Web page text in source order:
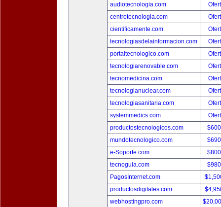
audiotecnologia.com
centrotecnologia.com
cientificamente.com
tecnologiasdelainformacion.com
portaltecnologico.com
tecnologiarenovable.com
tecnomedicina.com
tecnologianuclear.com
tecnologiasanitaria.com
systemmedics.com
productostecnologicos.com
mundotecnologico.com
e-Soporte.com
tecnoguia.com
PagosInternet.com
productosdigitales.com
webhostingpro.com